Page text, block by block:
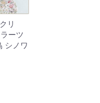
リ
ーツ
シノワ